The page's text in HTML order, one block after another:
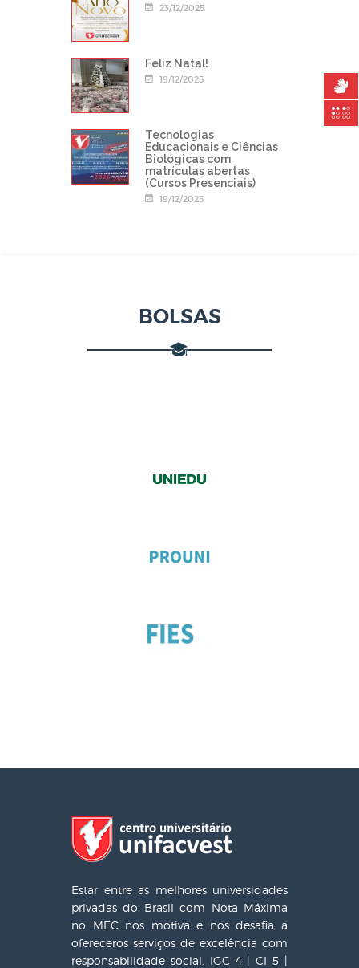
23/12/2025
Feliz Natal!
19/12/2025
Tecnologias
Educacionais e Ciências
Biológicas com
matrículas abertas
(Cursos Presenciais)
19/12/2025
BOLSAS
Estar entre as melhores universidades
privadas do Brasil com Nota Máxima
no MEC nos motiva e nos desafia a
ofereceros serviços de excelência com
responsabilidade social. IGC 4 | CI 5 |